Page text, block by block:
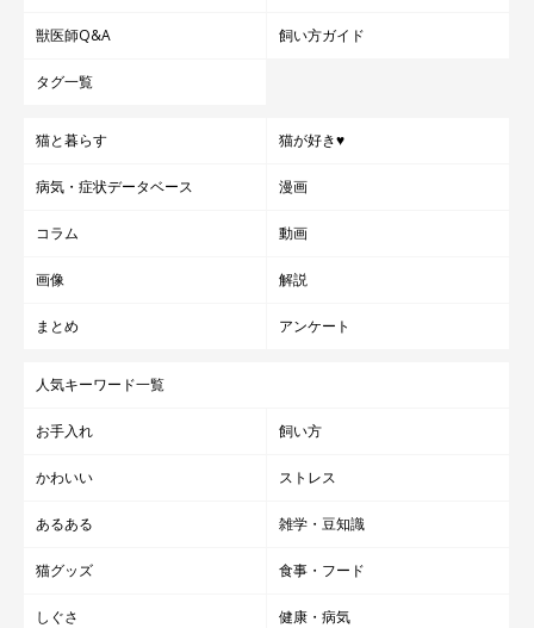
獣医師Q&A 飼い方ガイド
タグ一覧
猫と暮らす 猫が好き♥
病気・症状データベース 漫画
コラム 動画
画像 解説
まとめ アンケート
人気キーワード一覧
お手入れ 飼い方
かわいい ストレス
あるある 雑学・豆知識
猫グッズ 食事・フード
しぐさ 健康・病気